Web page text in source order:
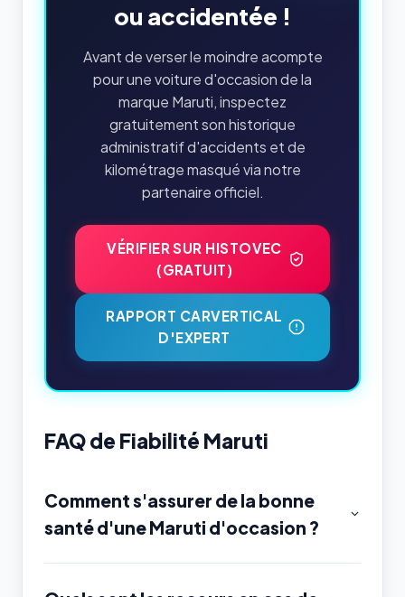
ou accidentée !
Avant de verser le moindre acompte
pour une voiture d'occasion de la
marque Maruti, inspectez
gratuitement son historique
administratif d'accidents et de
kilométrage masqué via notre
partenaire officiel.
VÉRIFIER SUR HISTOVEC
(GRATUIT)
RAPPORT CARVERTICAL
D'EXPERT
FAQ de Fiabilité Maruti
Comment s'assurer de la bonne
santé d'une Maruti d'occasion ?